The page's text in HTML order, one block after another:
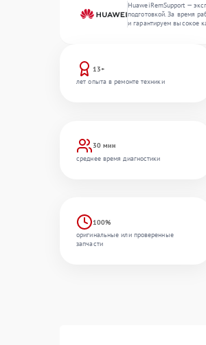
HuaweiRemSupport —
подготовкой. За время
и гарантируем высокое
13+
лет опыта в ремонте техники
30 мин
среднее время диагностики
100%
оригинальные или проверенные
запчасти